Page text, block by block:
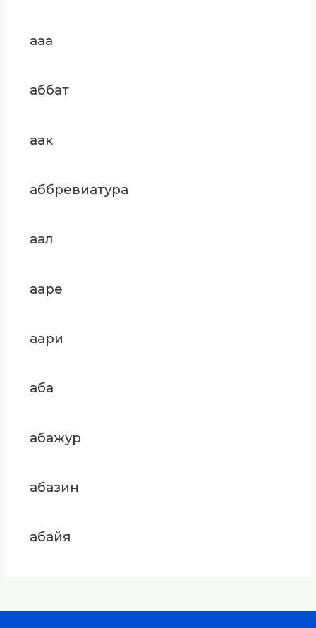
ааа
аббат
аак
аббревиатура
аал
ааре
аари
аба
абажур
абазин
абайя